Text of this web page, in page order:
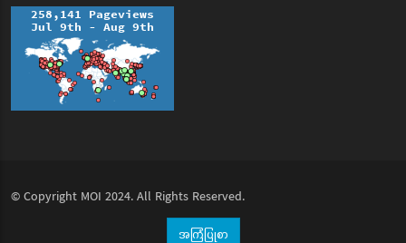
© Copyright MOI 2024. All Rights Reserved.
အကြံပြုစာ